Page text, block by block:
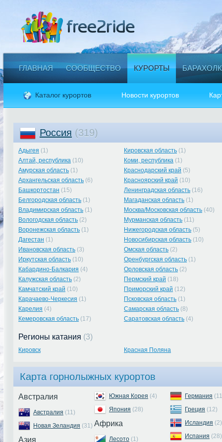
ГЛАВНАЯ СООБЩЕСТВО КУРОРТЫ
Каталог курортов Новости курортов
Россия (319)
Адыгея (1)
Алтай, республика (10)
Амурская область (1)
Архангельская область (6)
Башкортостан (15)
Белгородская область (1)
Владимирская область (1)
Вологодская область (2)
Воронежская область (1)
Дагестан (1)
Ивановская область (3)
Иркутская область (10)
Кабардино-Балкария (4)
Калужская область (2)
Камчатский край (10)
Карачаево-Черкесия (1)
Карелия (4)
Кемеровская область (17)
Кировская область (1)
Коми, республика (1)
Краснодарский край (5)
Красноярский край (10)
Ленинградская область (16)
Магаданская область (1)
Москва/Московская область (40)
Мурманская область (11)
Нижегородская область (5)
Новосибирская область (10)
Омская область (2)
Оренбургская область (1)
Орловская область (2)
Пермский край (18)
Приморский край (12)
Псковская область (1)
Самарская область (8)
Саратовская область (4)
Регионы катания (3)
Кировск Красная Поляна
Карта горнолыжных курортов
Австралия
Австралия (11)
Новая Зеландия (31)
Азия
Южная Корея (4)
Япония (28)
Африка
Лесото (1)
Германия
Греция (12)
Исландия (2)
Испания (28)